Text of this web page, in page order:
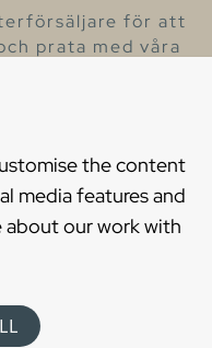
the content
media features and
about our work with
för att
prata med våra
statement